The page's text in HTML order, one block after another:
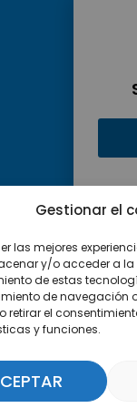
Gestionar el
las mejores
y/o acceder a la
de estas
de navegación
retirar el
y funciones.